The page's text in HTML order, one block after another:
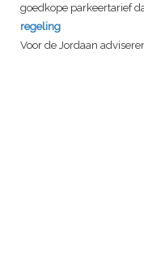
goedkope parkeertarief
regeling
Voor de Jordaan